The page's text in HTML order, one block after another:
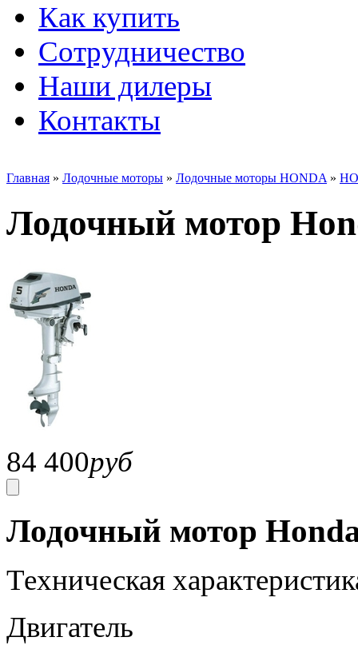
Как купить
Сотрудничество
Наши дилеры
Контакты
Главная » Лодочные моторы » Лодочные моторы HONDA »
Лодочный мотор
84 400руб
Лодочный мотор
Техническая
Двигатель